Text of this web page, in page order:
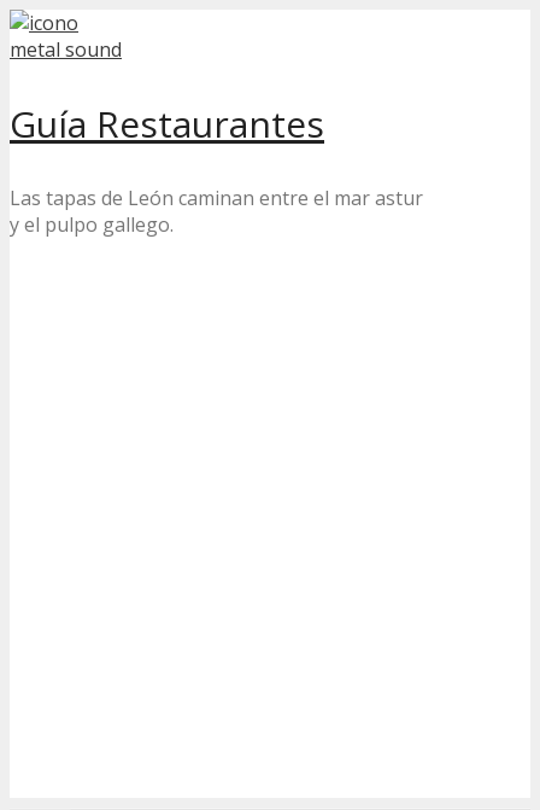
Skip
to
Guía Restaurantes
Las tapas de León caminan entre el mar astur
y el pulpo gallego.